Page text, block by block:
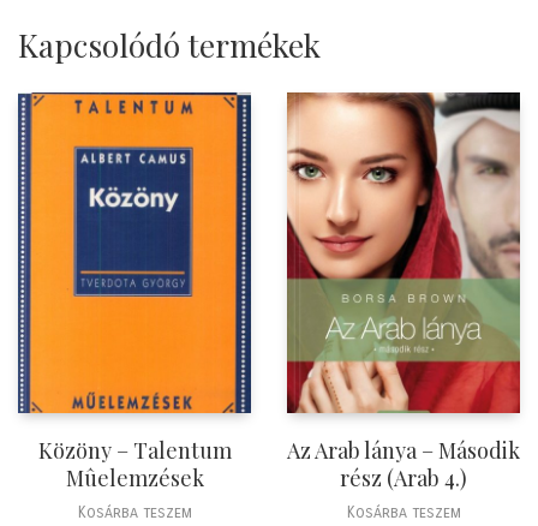
Kapcsolódó termékek
Közöny – Talentum
Mûelemzések
Kosárba teszem
Az Arab lánya – Második
rész (Arab 4.)
Kosárba teszem